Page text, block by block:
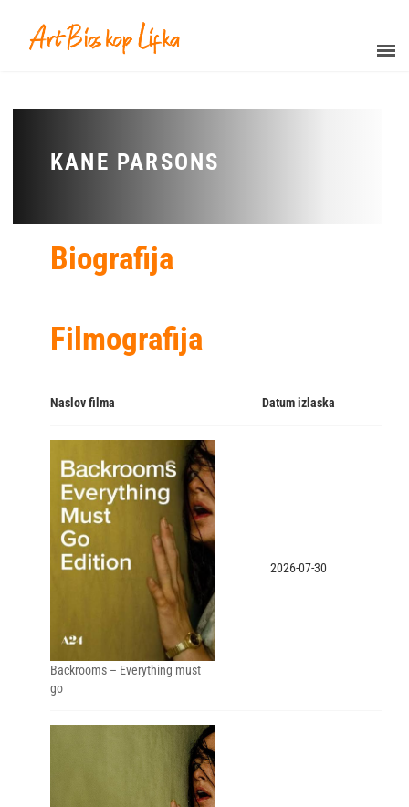
KANE PARSONS
Biografija
Filmografija
Naslov filma Datum izlaska
Backrooms – Everything must
go
2026-07-30